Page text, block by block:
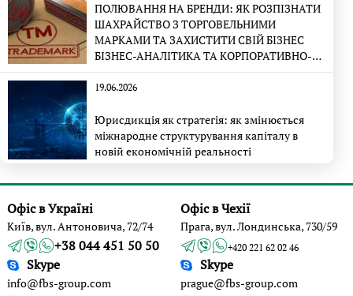
ПОЛЮВАННЯ НА БРЕНДИ: ЯК РОЗПІЗНАТИ
ШАХРАЙСТВО З ТОРГОВЕЛЬНИМИ
МАРКАМИ ТА ЗАХИСТИТИ СВІЙ БІЗНЕС
БІЗНЕС-АНАЛІТИКА ТА КОРПОРАТИВНО-
ПРАВОВА ЕКСПЕРТИЗА
19.06.2026
Юрисдикція як стратегія: як змінюється
міжнародне структурування капіталу в
новій економічній реальності
Офіс в Україні
Київ, вул. Антоновича, 72/74
+38 044 451 50 50
Skype
info@fbs-group.com
Офіс в Чехії
Прага, вул. Лондинська, 730/59
+420 221 62 02 46
Skype
prague@fbs-group.com